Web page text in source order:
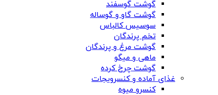
گوشت گوسفند
گوشت گاو و گوساله
سوسیس کالباس
تخم پرندگان
گوشت مرغ و پرندگان
ماهی و میگو
گوشت چرخ کرده
غذای آماده و کنسرویجات
کنسرو میوه